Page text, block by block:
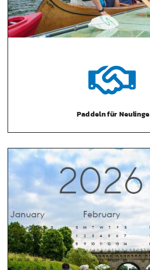
Paddeln für Neulinge